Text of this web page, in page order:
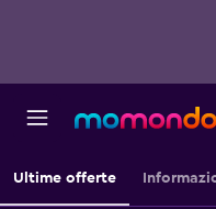
Ultime offerte